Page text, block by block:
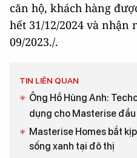
căn hộ, khách hàng
hết 31/12/2024 và nhận
09/2023./.
TIN LIÊN QUAN
Ông Hồ Hùng Anh:
dụng cho Masterise đầu
Masterise Homes bắt
sống xanh tại đô thị